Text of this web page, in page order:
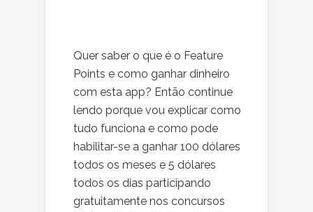
Quer saber o que é o Feature
Points e como ganhar dinheiro
com esta app? Então continue
lendo porque vou explicar como
tudo funciona e como pode
habilitar-se a ganhar 100 dólares
todos os meses e 5 dólares
todos os dias participando
gratuitamente nos concursos